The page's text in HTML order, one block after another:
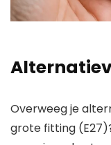
Overweeg je
grote fitting